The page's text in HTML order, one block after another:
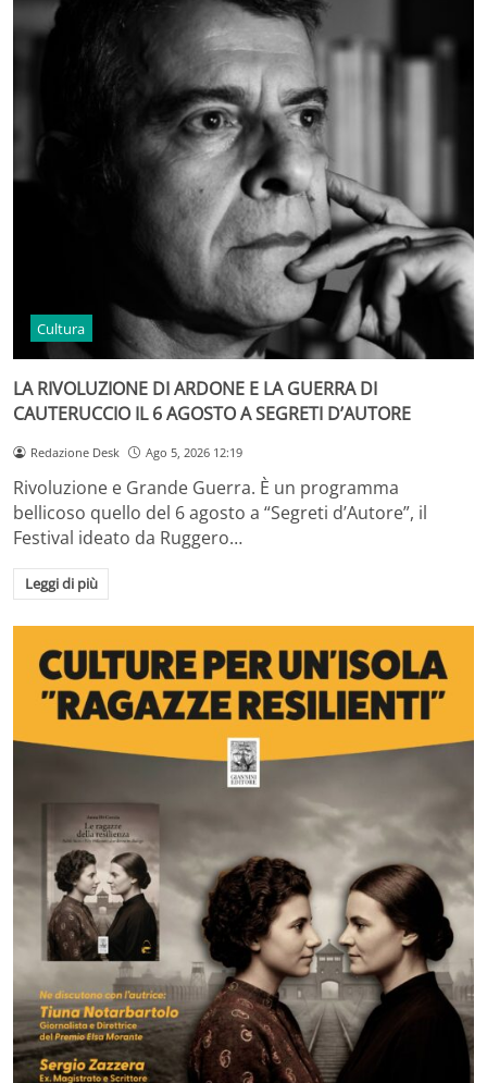
Cultura
LA RIVOLUZIONE DI ARDONE E LA GUERRA DI
CAUTERUCCIO IL 6 AGOSTO A SEGRETI D’AUTORE
Redazione Desk Ago 5, 2026 12:19
Rivoluzione e Grande Guerra. È un programma
bellicoso quello del 6 agosto a “Segreti d’Autore”, il
Festival ideato da Ruggero…
Leggi di più